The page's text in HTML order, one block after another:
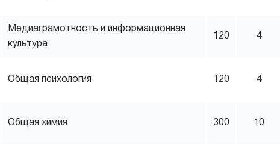
Медиаграмотность и информационная
культура
120 4
Общая психология 120 4
Общая химия 300 10